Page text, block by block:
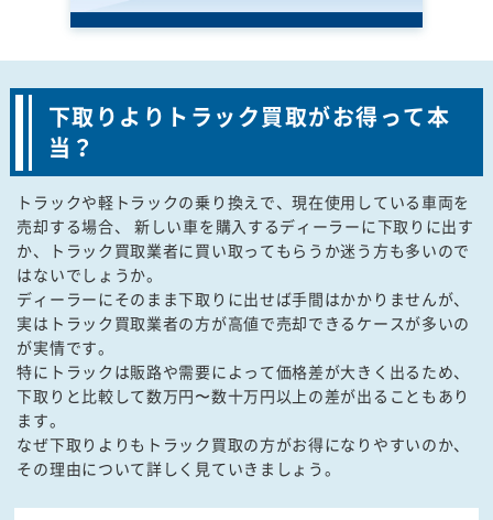
下取りよりトラック買取がお得って本
当？
トラックや軽トラックの乗り換えで、現在使用している車両を
売却する場合、 新しい車を購入するディーラーに下取りに出す
か、トラック買取業者に買い取ってもらうか迷う方も多いので
はないでしょうか。
ディーラーにそのまま下取りに出せば手間はかかりませんが、
実はトラック買取業者の方が高値で売却できるケースが多いの
が実情です。
特にトラックは販路や需要によって価格差が大きく出るため、
下取りと比較して数万円〜数十万円以上の差が出ることもあり
ます。
なぜ下取りよりもトラック買取の方がお得になりやすいのか、
その理由について詳しく見ていきましょう。